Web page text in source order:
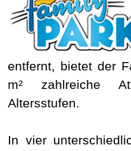
entfernt, bietet der
m² zahlreiche
Altersstufen.
In vier